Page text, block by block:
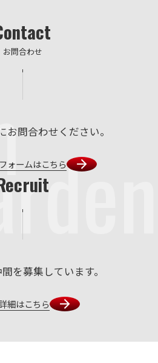
お問合わせ
お問合わせください。
ォームはこちら
を募集しています。
細はこちら